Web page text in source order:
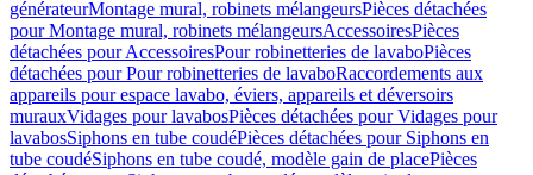
générateurMontage mural, robinets mélangeursPièces détachées
pour Montage mural, robinets mélangeursAccessoiresPièces
détachées pour AccessoiresPour robinetteries de lavaboPièces
détachées pour Pour robinetteries de lavaboRaccordements aux
appareils pour espace lavabo, éviers, appareils et déversoirs
murauxVidages pour lavabosPièces détachées pour Vidages pour
lavabosSiphons en tube coudéPièces détachées pour Siphons en
tube coudéSiphons en tube coudé, modèle gain de placePièces